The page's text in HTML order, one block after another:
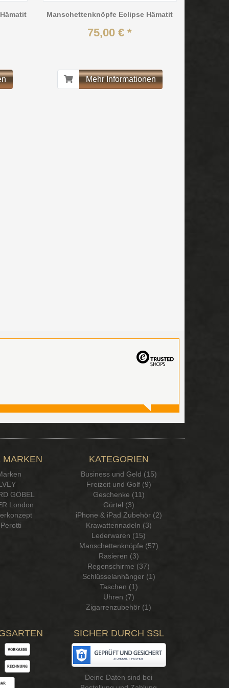
Manschettenknöpfe Eclipse Hämatit
75,00 € *
Mehr Informationen
MARKEN
GÖBEL
London
KATEGORIEN
Business und Geld (15)
Freizeit und Golf (9)
Geschenke (11)
Gürtel (3)
iPhone & iPad Zubehör (2)
Krawattennadeln (3)
Lederwaren (15)
Manschettenknöpfe (57)
Rasieren (3)
Regenschirme (37)
Schlüsselanhänger (1)
Taschen (1)
Uhren (7)
Zigarrenzubehör (1)
SICHER DURCH SSL
Deine Daten sind bei